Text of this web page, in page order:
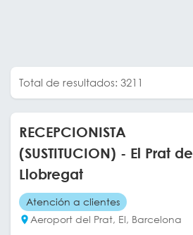
Total de resultados: 3211
RECEPCIONISTA
(SUSTITUCION) - El Prat de
Llobregat
Atención a clientes
Aeroport del Prat, El, Barcelona